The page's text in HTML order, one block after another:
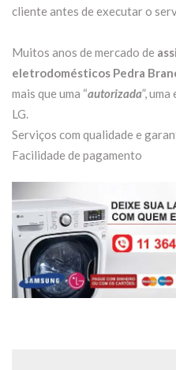
cliente antes de executar o
Muitos anos de mercado de
eletrodomésticos Pedra
mais que uma “autorizada”,
LG.
Serviços com qualidade e
Facilidade de pagamento